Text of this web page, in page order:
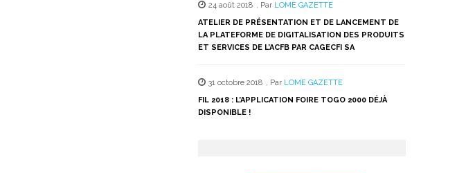
24 août 2018 , Par LOME GAZETTE
ATELIER DE PRÉSENTATION ET DE LANCEMENT DE
LA PLATEFORME DE DIGITALISATION DES PRODUITS
ET SERVICES DE L’ACFB PAR CAGECFI SA
31 octobre 2018 , Par LOME GAZETTE
FIL 2018 : L’APPLICATION FOIRE TOGO 2000 DÉJÀ
DISPONIBLE !